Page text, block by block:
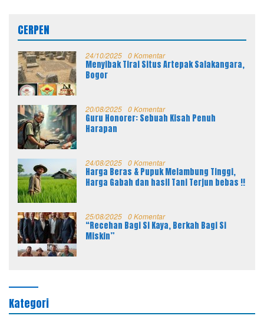
CERPEN
24/10/2025 0 Komentar
Menyibak Tirai Situs Artepak Salakangara,
Bogor
20/08/2025 0 Komentar
Guru Honorer: Sebuah Kisah Penuh
Harapan
24/08/2025 0 Komentar
Harga Beras & Pupuk Melambung Tinggi,
Harga Gabah dan hasil Tani Terjun bebas !!
25/08/2025 0 Komentar
“Recehan Bagi Si Kaya, Berkah Bagi Si
Miskin”
Kategori